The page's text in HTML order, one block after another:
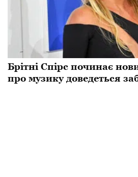
Брітні Спірс починає
про музику доведеться